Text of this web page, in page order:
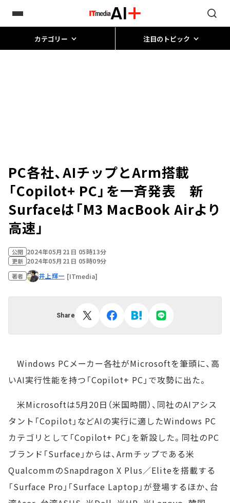
カテゴリー 注目のトピック
PC各社、AIチップとArm搭載
「Copilot+ PC」を一斉発表 新
Surfaceは「M3 MacBook Airより
高速」
公開 2024年05月21日 05時13分
更新 2024年05月21日 05時09分
著者 井上輝一 [ITmedia]
Share
Windows PCメーカー各社がMicrosoftを筆頭に、高
いAI実行性能を持つ「Copilot+ PC」で攻勢に出た。
米Microsoftは5月20日（米国時間）、同社のAIアシス
タント「Copilot」などAIの実行に適したWindows PC
カテゴリとして「Copilot+ PC」を新設した。同社のPC
ブランド「Surface」からは、Armチップである米
QualcommのSnapdragon X Plus／Eliteを搭載する
「Surface Pro」「Surface Laptop」が登場するほか、台